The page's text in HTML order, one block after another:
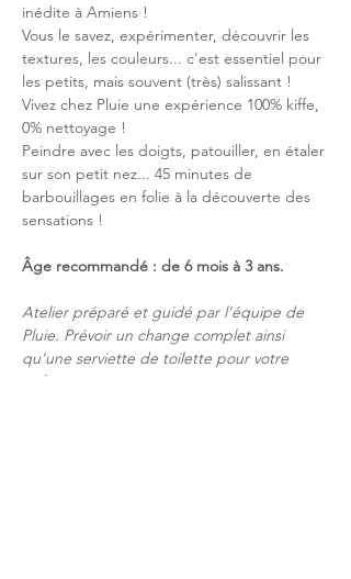
inédite à Amiens !
Vous le savez, expérimenter, découvrir les
textures, les couleurs... c'est essentiel pour
les petits, mais souvent (très) salissant !
Vivez chez Pluie une expérience 100% kiffe,
0% nettoyage !
Peindre avec les doigts, patouiller, en étaler
sur son petit nez... 45 minutes de
barbouillages en folie à la découverte des
sensations !
Âge recommandé : de 6 mois à 3 ans.
Atelier préparé et guidé par l'équipe de
Pluie. Prévoir un change complet ainsi
qu'une serviette de toilette pour votre
enfant. Le nécessaire (accès à un point